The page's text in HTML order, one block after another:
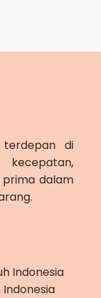
terdepan di
kecepatan,
prima dalam
Indonesia
Indonesia